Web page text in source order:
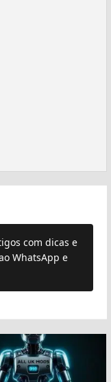
com dicas e
WhatsApp e